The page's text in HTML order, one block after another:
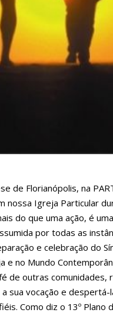
de Florianópolis, na
nossa Igreja Particular
do que uma ação, é
por todas as
e celebração do
e no Mundo
de outras
sua vocação e
Como diz o 13º Plano